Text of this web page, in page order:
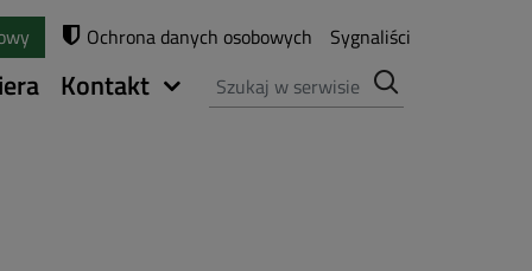
Ochrona danych osobowych Sygnaliści
Kontakt Szukaj